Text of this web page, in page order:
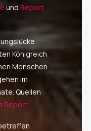
und Report
Königreich
Menschen
im
Quellen:
Report.